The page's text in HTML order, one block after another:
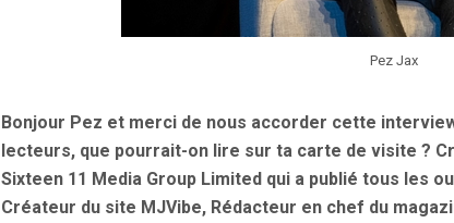
Pez Jax
Bonjour Pez et merci de nous accorder cette
lecteurs, que pourrait-on lire sur ta carte de visite ?
Sixteen 11 Media Group Limited qui a publié tous les
Créateur du site MJVibe, Rédacteur en chef du